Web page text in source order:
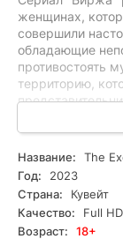
женщинах,
совершили
обладающие
противостоять
территорию,
работают на
несправедливая
коррупция и
сталкиваются
изменить
трудности, с
этапе...
Название:
The
Год:
2023
Страна:
Кувейт
Качество:
Full
Возраст:
18+